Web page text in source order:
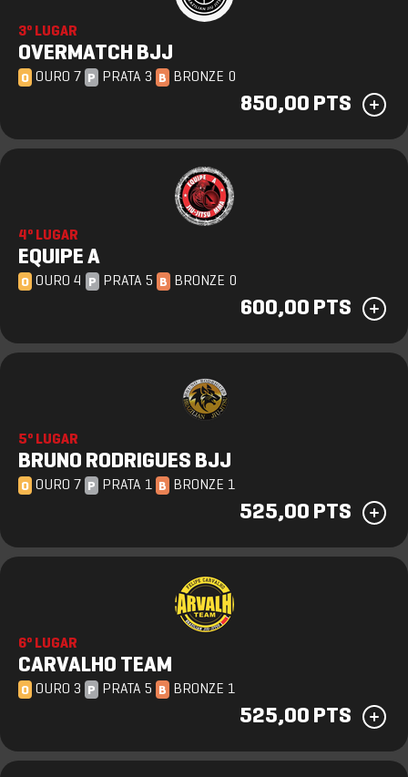
3º LUGAR
OVERMATCH BJJ
O OURO 7 P PRATA 3 B BRONZE 0
850,00 PTS
4º LUGAR
EQUIPE A
O OURO 4 P PRATA 5 B BRONZE 0
600,00 PTS
5º LUGAR
BRUNO RODRIGUES BJJ
O OURO 7 P PRATA 1 B BRONZE 1
525,00 PTS
6º LUGAR
CARVALHO TEAM
O OURO 3 P PRATA 5 B BRONZE 1
525,00 PTS